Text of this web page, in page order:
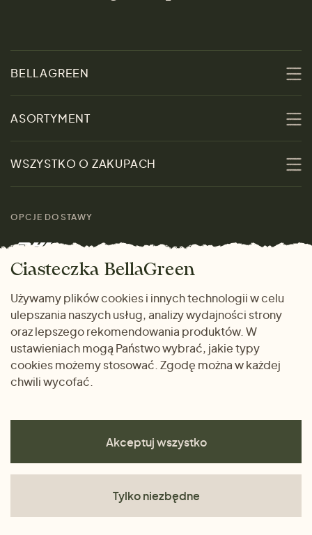
BELLAGREEN
O nas
Zrównoważoność
Skontaktuj się z nami
Marki
ASORTYMENT
Promocje
Kobiety
Mężczyźni
Dom i wnętrze
Prezenty
WSZYSTKO O ZAKUPACH
rozmiarach
Zwrot towaru
Dlaczego warto kupować
u nas
OPCJE DOSTAWY
METODY PŁATNOŚCI
Ciasteczka BellaGreen
Używamy plików cookies i innych technologii w celu
ulepszania naszych usług, analizy wydajności strony
oraz lepszego rekomendowania produktów. W
ustawieniach mogą Państwo wybrać, jakie typy
cookies możemy stosować. Zgodę można w każdej
chwili wycofać.
Akceptuj wszystko
Tylko niezbędne